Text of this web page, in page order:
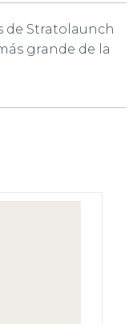
de Stratolaunch
grande de la